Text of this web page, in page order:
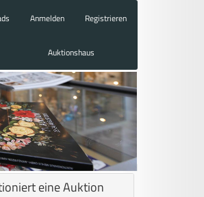
Anmelden Registrieren
Auktionshaus
eine Auktion